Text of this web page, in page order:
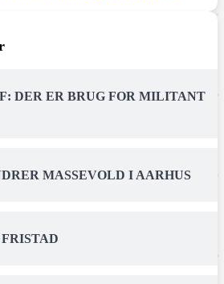
DER ER BRUG FOR MILITANT
MASSEVOLD I AARHUS